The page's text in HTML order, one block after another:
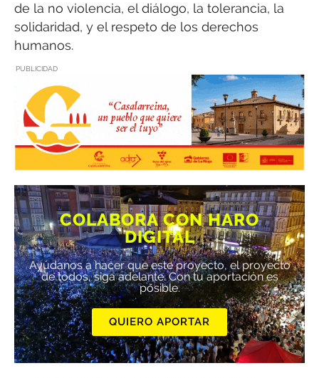
de la no violencia, el diálogo, la tolerancia, la
solidaridad, y el respeto de los derechos
humanos.
PUBLICIDAD
COLABORA CON HARO
DIGITAL
Ayúdanos a hacer que este proyecto, el proyecto
de todos, siga adelante. Con tu aportación es
posible.
QUIERO APORTAR